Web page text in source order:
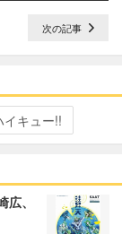
次の記事
イキュー!!
、